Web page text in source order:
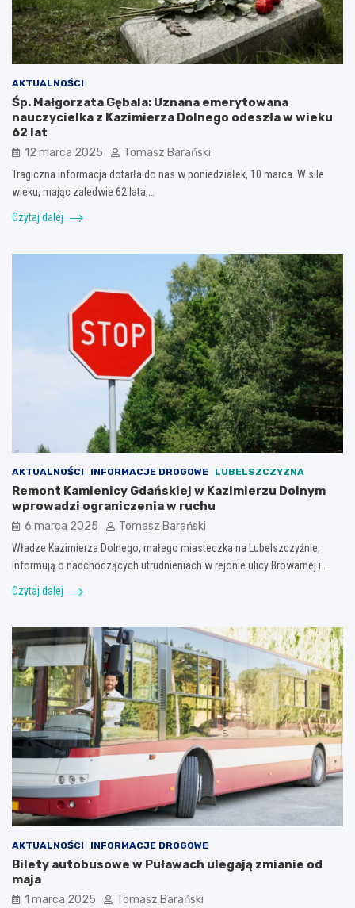
AKTUALNOŚCI
Śp. Małgorzata Gębala: Uznana emerytowana
nauczycielka z Kazimierza Dolnego odeszła w wieku
62 lat
12 marca 2025 Tomasz Barański
Tragiczna informacja dotarła do nas w poniedziałek, 10 marca. W sile
wieku, mając zaledwie 62 lata,…
Czytaj dalej
AKTUALNOŚCI INFORMACJE DROGOWE LUBELSZCZYZNA
Remont Kamienicy Gdańskiej w Kazimierzu Dolnym
wprowadzi ograniczenia w ruchu
6 marca 2025 Tomasz Barański
Władze Kazimierza Dolnego, małego miasteczka na Lubelszczyźnie,
informują o nadchodzących utrudnieniach w rejonie ulicy Browarnej i…
Czytaj dalej
AKTUALNOŚCI INFORMACJE DROGOWE
Bilety autobusowe w Puławach ulegają zmianie od
maja
1 marca 2025 Tomasz Barański